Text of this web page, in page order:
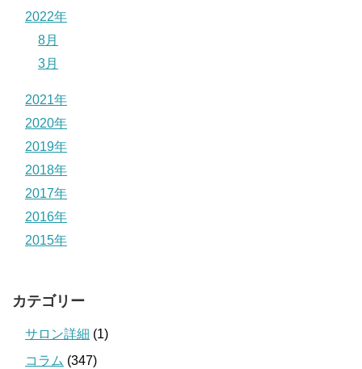
2022年
8月
3月
2021年
2020年
2019年
2018年
2017年
2016年
2015年
カテゴリー
サロン詳細 (1)
コラム (347)